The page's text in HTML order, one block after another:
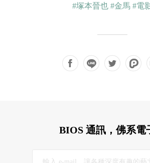
#塚本晉也 #金馬 #電
BIOS 通訊，佛系電